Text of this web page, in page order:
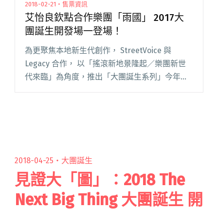
2018-02-21・售票資訊
艾怡良欽點合作樂團「雨國」 2017大
團誕生開發場一登場！
為更聚焦本地新生代創作， StreetVoice 與
Legacy 合作， 以「搖滾新地景隆起／樂團新世
代來臨」為角度，推出「大團誕生系列」今年邁
入第九屆！「2018 The Next Big Thing 大團誕
2018-04-25・ 大團誕生
見證大「圖」：2018 The
Next Big Thing 大團誕生 開